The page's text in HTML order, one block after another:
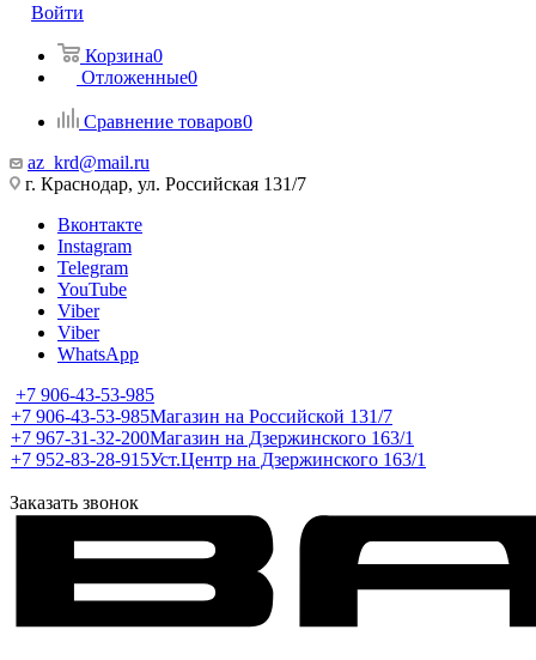
Войти
Корзина0
Отложенные0
Сравнение товаров0
az_krd@mail.ru
г. Краснодар, ул. Российская 131/7
Вконтакте
Instagram
Telegram
YouTube
Viber
Viber
WhatsApp
+7 906-43-53-985
+7 906-43-53-985Магазин на Российской 131/7
+7 967-31-32-200Магазин на Дзержинского 163/1
+7 952-83-28-915Уст.Центр на Дзержинского 163/1
Заказать звонок